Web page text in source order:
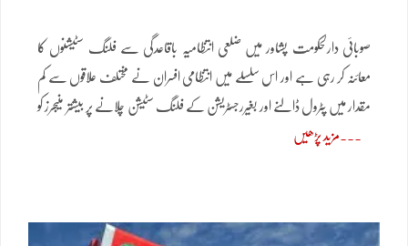
صوبائی دارلحکومت پشاور میں ضلعی انتظامیہ باقاعدگی سے فلنگ سٹیشنوں کا
معائنہ کر رہی ہے اور اس سلسلے میں انتظامی افسران نے مختلف علاقوں سے کم
مقدار میں پٹرول ڈالنے اور بغیررجسٹریشن کے فلنگ سٹیشن چلانے پر بیشتر منیجرز کو
مزید پڑھیں